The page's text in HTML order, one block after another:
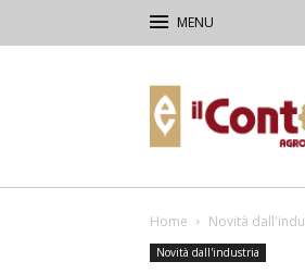
Contoterzista
Home Novità
Novità dall'industria